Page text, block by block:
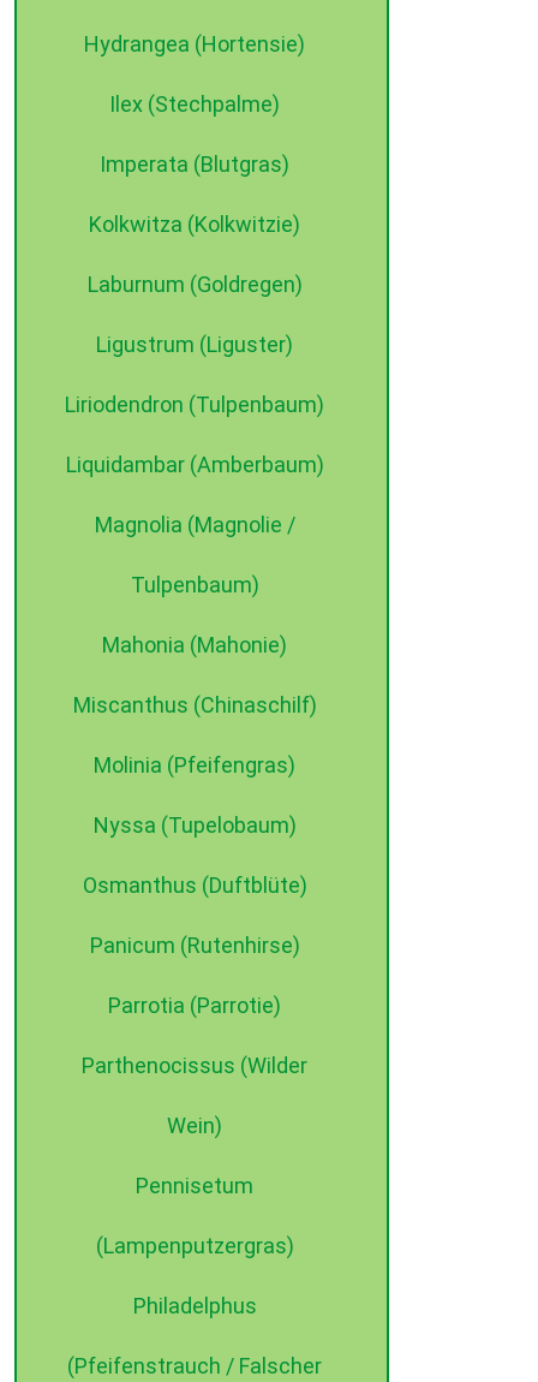
Hydrangea (Hortensie)
Ilex (Stechpalme)
Imperata (Blutgras)
Kolkwitza (Kolkwitzie)
Laburnum (Goldregen)
Ligustrum (Liguster)
Liriodendron (Tulpenbaum)
Liquidambar (Amberbaum)
Magnolia (Magnolie /
Tulpenbaum)
Mahonia (Mahonie)
Miscanthus (Chinaschilf)
Molinia (Pfeifengras)
Nyssa (Tupelobaum)
Osmanthus (Duftblüte)
Panicum (Rutenhirse)
Parrotia (Parrotie)
Parthenocissus (Wilder
Wein)
Pennisetum
(Lampenputzergras)
Philadelphus
(Pfeifenstrauch / Falscher